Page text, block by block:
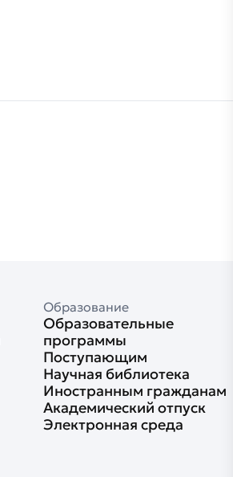
Образование
Образовательные
программы
Поступающим
Научная библиотека
Иностранным гражданам
Академический отпуск
Электронная среда